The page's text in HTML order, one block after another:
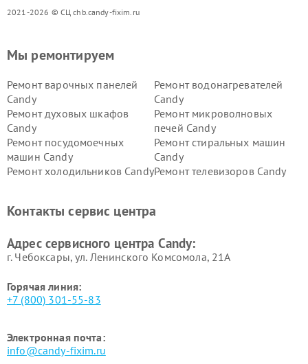
2021-2026 © СЦ chb.candy-fixim.ru
Мы ремонтируем
Ремонт варочных панелей
Candy
Ремонт водонагревателей
Candy
Ремонт духовых шкафов
Candy
Ремонт микроволновых
печей Candy
Ремонт посудомоечных
машин Candy
Ремонт стиральных машин
Candy
Ремонт холодильников CandyРемонт телевизоров Candy
Контакты сервис центра
Адрес сервисного центра Candy:
г. Чебоксары, ул. Ленинского Комсомола, 21А
Горячая линия:
+7 (800) 301-55-83
Электронная почта:
info@candy-fixim.ru